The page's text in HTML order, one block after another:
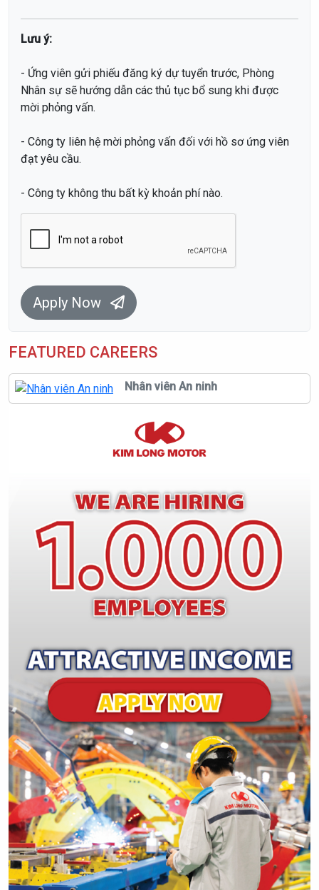
Lưu ý:
- Ứng viên gửi phiếu đăng ký dự tuyển trước, Phòng
Nhân sự sẽ hướng dẫn các thủ tục bổ sung khi được
mời phỏng vấn.
- Công ty liên hệ mời phỏng vấn đối với hồ sơ ứng viên
đạt yêu cầu.
- Công ty không thu bất kỳ khoản phí nào.
Apply Now
FEATURED CAREERS
Nhân viên An ninh